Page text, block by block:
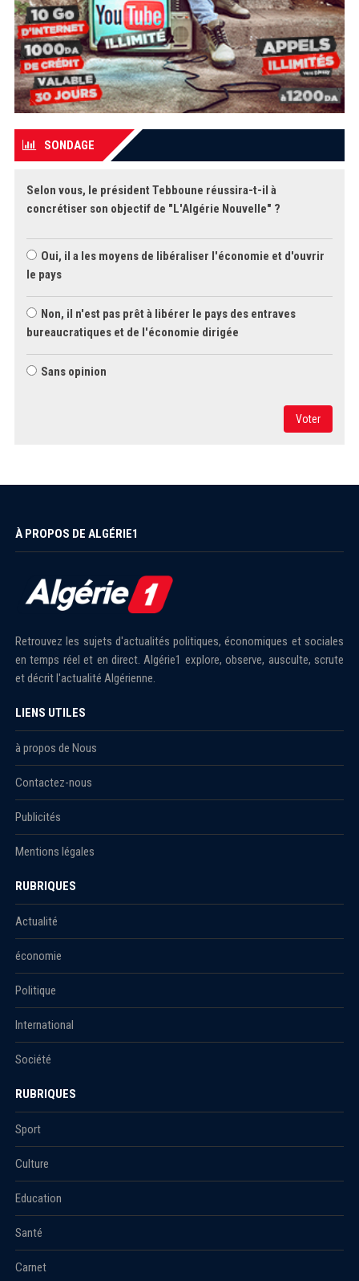
SONDAGE
Selon vous, le président Tebboune réussira-t-il à
concrétiser son objectif de "L'Algérie Nouvelle" ?
Oui, il a les moyens de libéraliser l'économie et d'ouvrir
le pays
Non, il n'est pas prêt à libérer le pays des entraves
bureaucratiques et de l'économie dirigée
Sans opinion
Voter
À PROPOS DE ALGÉRIE1
Retrouvez les sujets d'actualités politiques, économiques et sociales
en temps réel et en direct. Algérie1 explore, observe, ausculte, scrute
et décrit l'actualité Algérienne.
LIENS UTILES
à propos de Nous
Contactez-nous
Publicités
Mentions légales
RUBRIQUES
Actualité
économie
Politique
International
Société
RUBRIQUES
Sport
Culture
Education
Santé
Carnet